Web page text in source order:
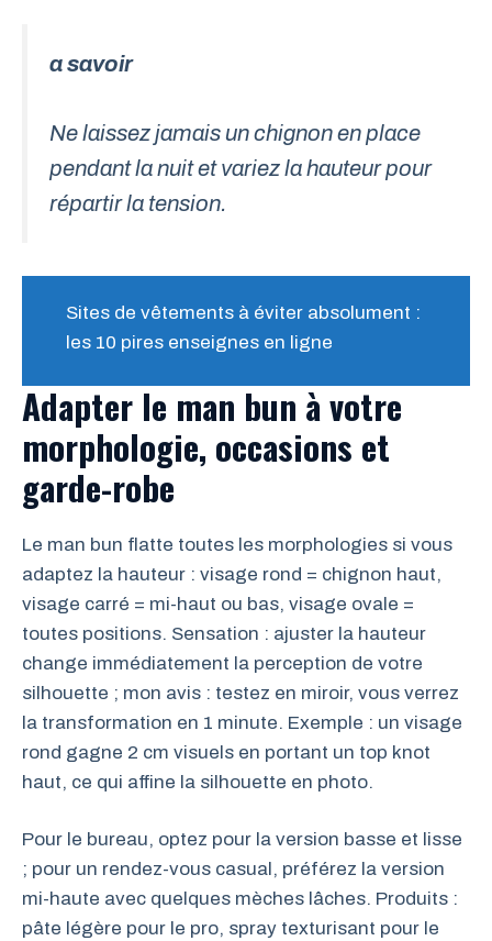
a savoir
Ne laissez jamais un chignon en place
pendant la nuit et variez la hauteur pour
répartir la tension.
Sites de vêtements à éviter absolument :
les 10 pires enseignes en ligne
Adapter le man bun à votre
morphologie, occasions et
garde-robe
Le man bun flatte toutes les morphologies si vous
adaptez la hauteur : visage rond = chignon haut,
visage carré = mi-haut ou bas, visage ovale =
toutes positions. Sensation : ajuster la hauteur
change immédiatement la perception de votre
silhouette ; mon avis : testez en miroir, vous verrez
la transformation en 1 minute. Exemple : un visage
rond gagne 2 cm visuels en portant un top knot
haut, ce qui affine la silhouette en photo.
Pour le bureau, optez pour la version basse et lisse
; pour un rendez-vous casual, préférez la version
mi-haute avec quelques mèches lâches. Produits :
pâte légère pour le pro, spray texturisant pour le